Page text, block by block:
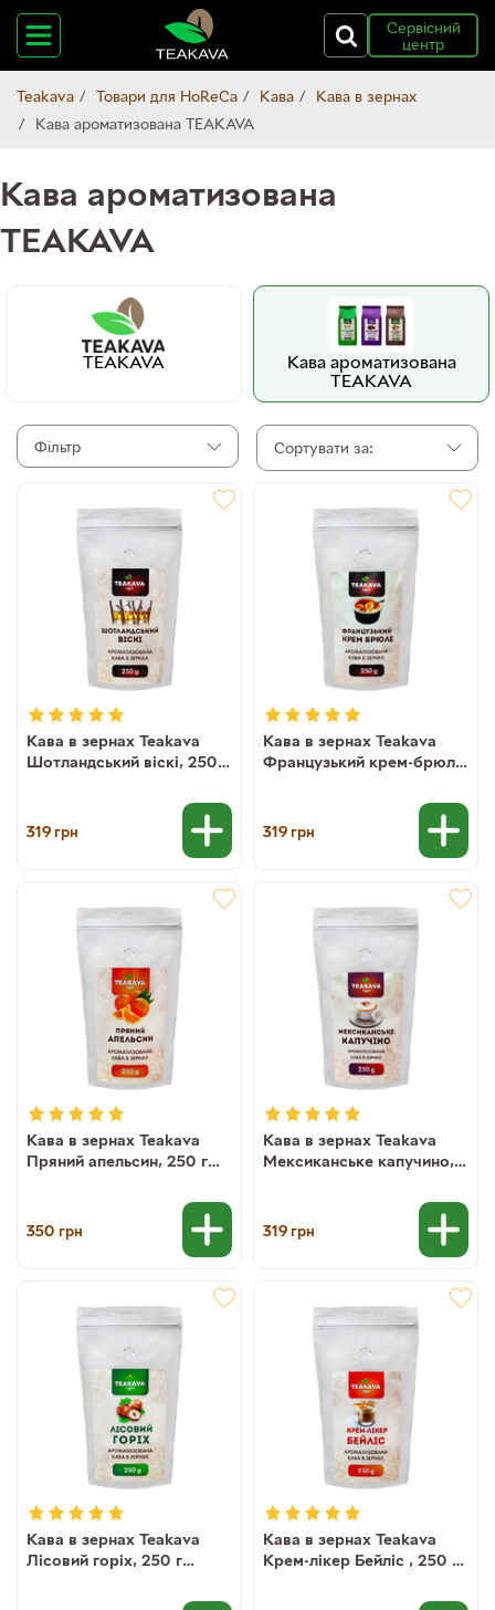
Сервісний
центр
Teakava Товари для HoReCa Кава
Кава в зернах
Кава ароматизована TEAKAVA
Кава ароматизована
TEAKAVA
TEAKAVA
Кава ароматизована
TEAKAVA
Фільтр Сортувати за:
Кава в зернах Teakava
Шотландський віскі, 250 г
319грн
Кава в зернах Teakava
Французький крем-брюле,
319грн
Кава в зернах Teakava
Пряний апельсин, 250 г
350 грн
Кава в зернах Teakava
Мексиканське капучино,
319грн
Кава в зернах Teakava
Лісовий горіх, 250 г
Кава в зернах Teakava
Крем-лікер Бейліс , 250 г